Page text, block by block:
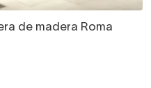
de madera Roma